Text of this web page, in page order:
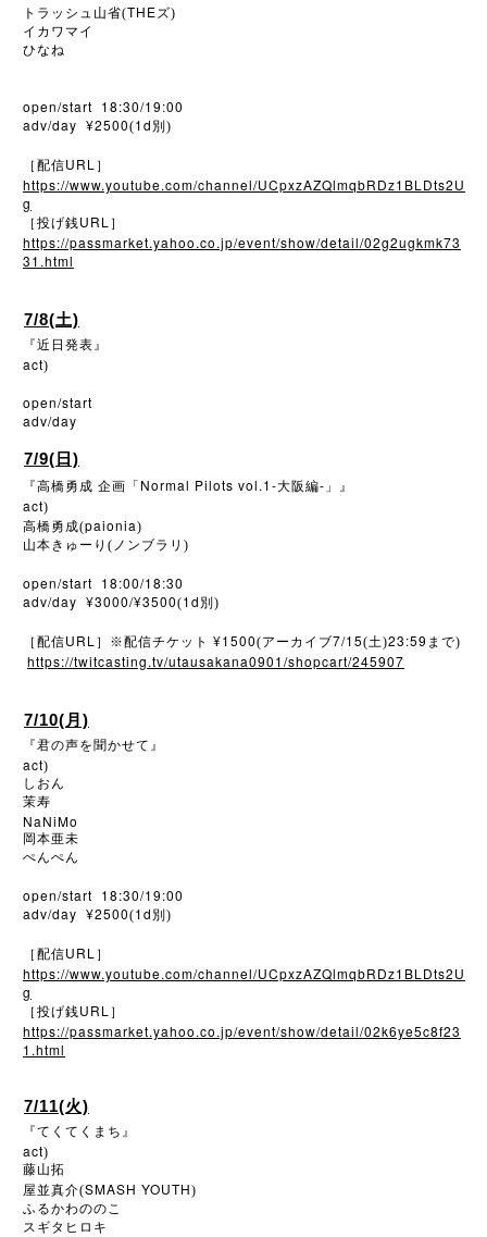
トラッシュ山省(THEズ)
イカワマイ
ひなね
open/start 18:30/19:00
adv/day ¥2500(1d 別)
［配信URL ］
https://www.youtube.com/channel/UCpxzAZQlmqbRDz1BLDts2U
g
［投げ銭URL ］
https://passmarket.yahoo.co.jp/event/show/detail/02g2ugkmk73
31.html
7/8(土)
『近日発表』
act)
open/start
adv/day
7/9(日)
『高橋勇成 企画「 Normal Pilots vol.1-大阪編- 」』
act)
高橋勇成(paionia)
山本きゅーり(ノンブラリ)
open/start 18:00/18:30
adv/day ¥3000/¥3500(1d 別)
［配信URL ］※配信チケット ¥1500(アーカイブ7/15(土)23:59 まで)
https://twitcasting.tv/utausakana0901/shopcart/245907
7/10(月)
『君の声を聞かせて』
act)
しおん
茉寿
NaNiMo
岡本亜未
ぺんぺん
open/start 18:30/19:00
adv/day ¥2500(1d 別)
［配信URL ］
https://www.youtube.com/channel/UCpxzAZQlmqbRDz1BLDts2U
g
［投げ銭URL ］
https://passmarket.yahoo.co.jp/event/show/detail/02k6ye5c8f23
1.html
7/11(火)
『てくてくまち』
act)
藤山拓
屋並真介(SMASH YOUTH)
ふるかわののこ
スギタヒロキ